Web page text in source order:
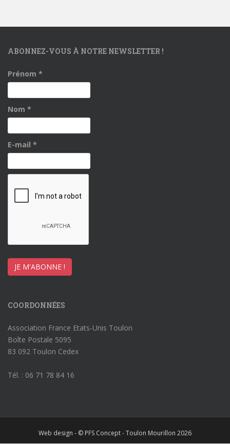
ABONNEZ-VOUS À NOTRE NEWSLETTER !
Prénom *
Nom *
E-mail *
COORDONNÉES
Association France Etats-Unis Toulon
Boîte Postale 5095
83 092 Toulon Cedex
Tél. : 06 71 78 84 16
Web design - © PFS Concept - Toulon Mourillon 2026